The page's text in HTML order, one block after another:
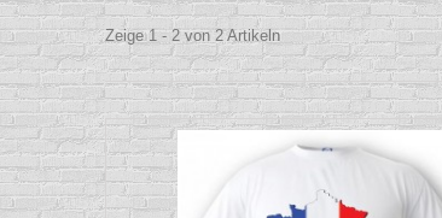
Zeige 1 - 2 von 2 Artikeln